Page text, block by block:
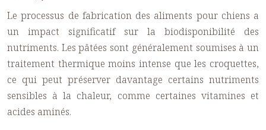
Le processus de fabrication des aliments pour chiens a
un impact significatif sur la biodisponibilité des
nutriments. Les pâtées sont généralement soumises à un
traitement thermique moins intense que les croquettes,
ce qui peut préserver davantage certains nutriments
sensibles à la chaleur, comme certaines vitamines et
acides aminés.